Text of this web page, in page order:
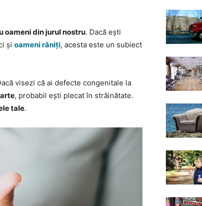
oameni din jurul nostru. Dacă ești
și oameni răniți, acesta este un subiect
visezi că ai defecte congenitale la
, probabil ești plecat în străinătate.
tale.